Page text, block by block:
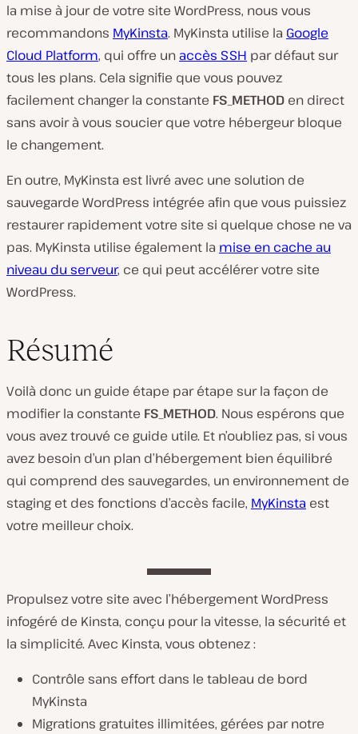
la mise à jour de votre site WordPress, nous vous
recommandons MyKinsta. MyKinsta utilise la Google
Cloud Platform, qui offre un accès SSH par défaut sur
tous les plans. Cela signifie que vous pouvez
facilement changer la constante FS_METHOD en direct
sans avoir à vous soucier que votre hébergeur bloque
le changement.
En outre, MyKinsta est livré avec une solution de
sauvegarde WordPress intégrée afin que vous puissiez
restaurer rapidement votre site si quelque chose ne va
pas. MyKinsta utilise également la mise en cache au
niveau du serveur, ce qui peut accélérer votre site
WordPress.
Résumé
Voilà donc un guide étape par étape sur la façon de
modifier la constante FS_METHOD. Nous espérons que
vous avez trouvé ce guide utile. Et n’oubliez pas, si vous
avez besoin d’un plan d’hébergement bien équilibré
qui comprend des sauvegardes, un environnement de
staging et des fonctions d’accès facile, MyKinsta est
votre meilleur choix.
Propulsez votre site avec l’hébergement WordPress
infogéré de Kinsta, conçu pour la vitesse, la sécurité et
la simplicité. Avec Kinsta, vous obtenez :
Contrôle sans effort dans le tableau de bord
MyKinsta
Migrations gratuites illimitées, gérées par notre